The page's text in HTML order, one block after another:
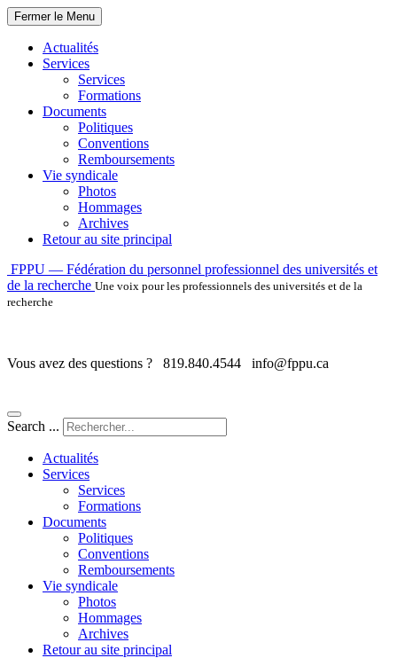
Fermer le Menu
Actualités
Services
Services
Formations
Documents
Politiques
Conventions
Remboursements
Vie syndicale
Photos
Hommages
Archives
Retour au site principal
Skip
to
content
FPPU — Fédération du personnel professionnel des universités et
de la recherche Une voix pour les professionnels des universités et de la
recherche
Vous avez des questions ? 819.840.4544 info@fppu.ca
Search ...
Actualités
Services
Services
Formations
Documents
Politiques
Conventions
Remboursements
Vie syndicale
Photos
Hommages
Archives
Retour au site principal